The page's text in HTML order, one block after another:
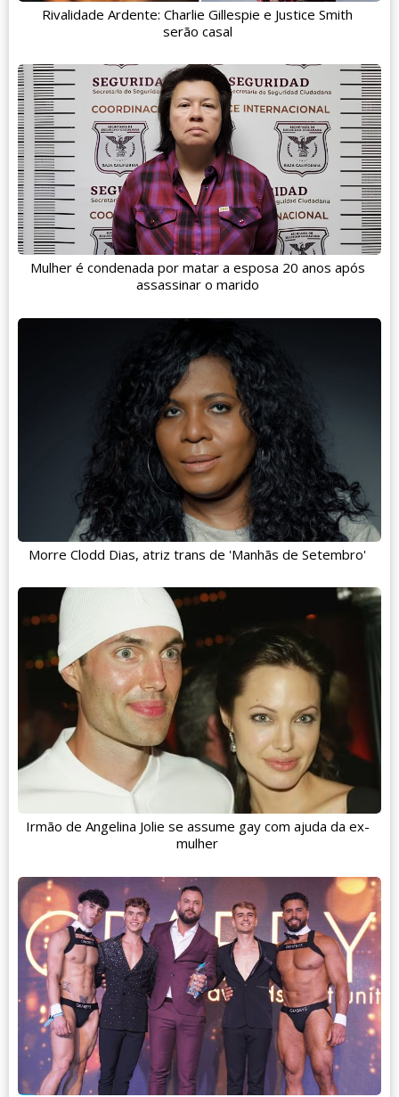
Rivalidade Ardente: Charlie Gillespie e Justice Smith
serão casal
Mulher é condenada por matar a esposa 20 anos após
assassinar o marido
Morre Clodd Dias, atriz trans de 'Manhãs de Setembro'
Irmão de Angelina Jolie se assume gay com ajuda da ex-
mulher